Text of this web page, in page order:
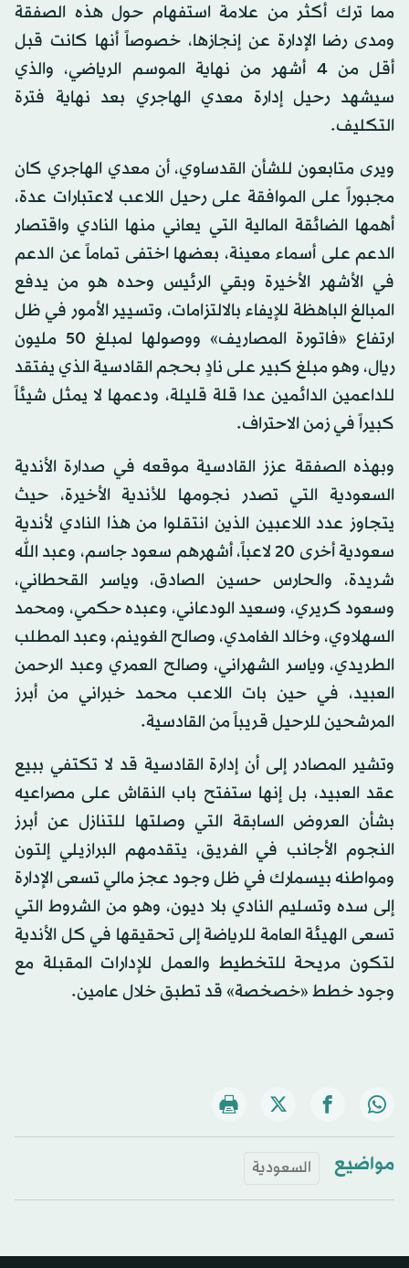
مما ترك أكثر من علامة استفهام حول هذه الصفقة
ومدى رضا الإدارة عن إنجازها، خصوصاً أنها كانت قبل
أقل من 4 أشهر من نهاية الموسم الرياضي، والذي
سيشهد رحيل إدارة معدي الهاجري بعد نهاية فترة
التكليف.
ويرى متابعون للشأن القدساوي، أن معدي الهاجري كان
مجبوراً على الموافقة على رحيل اللاعب لاعتبارات عدة،
أهمها الضائقة المالية التي يعاني منها النادي واقتصار
الدعم على أسماء معينة، بعضها اختفى تماماً عن الدعم
في الأشهر الأخيرة وبقي الرئيس وحده هو من يدفع
المبالغ الباهظة للإيفاء بالالتزامات، وتسيير الأمور في ظل
ارتفاع «فاتورة المصاريف» ووصولها لمبلغ 50 مليون
ريال، وهو مبلغ كبير على نادٍ بحجم القادسية الذي يفتقد
للداعمين الدائمين عدا قلة قليلة، ودعمها لا يمثل شيئاً
كبيراً في زمن الاحتراف.
وبهذه الصفقة عزز القادسية موقعه في صدارة الأندية
السعودية التي تصدر نجومها للأندية الأخيرة، حيث
يتجاوز عدد اللاعبين الذين انتقلوا من هذا النادي لأندية
سعودية أخرى 20 لاعباً، أشهرهم سعود جاسم، وعبد الله
شريدة، والحارس حسين الصادق، وياسر القحطاني،
وسعود كريري، وسعيد الودعاني، وعبده حكمي، ومحمد
السهلاوي، وخالد الغامدي، وصالح الغوينم، وعبد المطلب
الطريدي، وياسر الشهراني، وصالح العمري وعبد الرحمن
العبيد، في حين بات اللاعب محمد خبراني من أبرز
المرشحين للرحيل قريباً من القادسية.
وتشير المصادر إلى أن إدارة القادسية قد لا تكتفي ببيع
عقد العبيد، بل إنها ستفتح باب النقاش على مصراعيه
بشأن العروض السابقة التي وصلتها للتنازل عن أبرز
النجوم الأجانب في الفريق، يتقدمهم البرازيلي إلتون
ومواطنه بيسمارك في ظل وجود عجز مالي تسعى الإدارة
إلى سده وتسليم النادي بلا ديون، وهو من الشروط التي
تسعى الهيئة العامة للرياضة إلى تحقيقها في كل الأندية
لتكون مريحة للتخطيط والعمل للإدارات المقبلة مع
وجود خطط «خصخصة» قد تطبق خلال عامين.
مواضيع السعودية